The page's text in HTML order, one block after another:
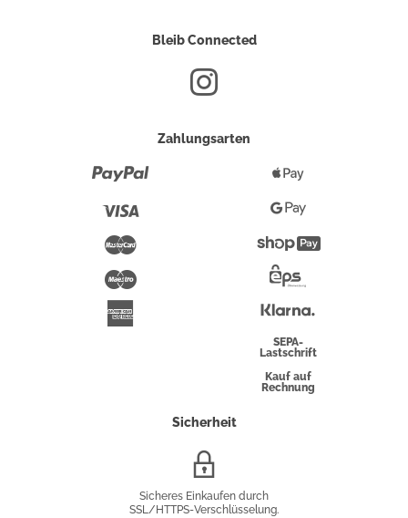
Bleib Connected
Zahlungsarten
Maestro
Pay
Google
Pay
Überweisung
SEPA-
Lastschrift
Kauf auf
Rechnung
Sicherheit
Sicheres Einkaufen durch
SSL/HTTPS-Verschlüsselung.